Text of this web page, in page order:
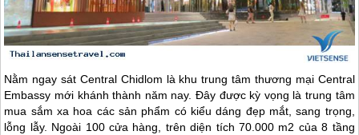
Nằm ngay sát Central Chidlom là khu trung tâm thương mại Central
Embassy mới khánh thành năm nay. Đây được kỳ vọng là trung tâm
mua sắm xa hoa các sản phẩm có kiểu dáng đẹp mắt, sang trọng,
lỗng lẫy. Ngoài 100 cửa hàng, trên diện tích 70.000 m2 của 8 tầng